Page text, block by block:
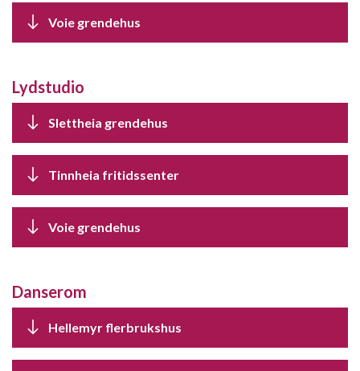
Voie grendehus
Lydstudio
Slettheia grendehus
Tinnheia fritidssenter
Voie grendehus
Danserom
Hellemyr flerbrukshus